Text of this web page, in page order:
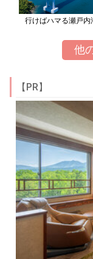
行けばハマる瀬戸内
他
【PR】